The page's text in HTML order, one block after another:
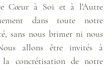
Cœur à Soi et à l'Autre
dans toute notre
sans nous brimer ni nous
allons être invités à
la concrétisation de notre